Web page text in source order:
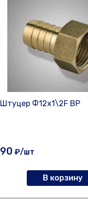
Штуцер Ф12х1\2F ВР
90 ₽/шт
В корзину